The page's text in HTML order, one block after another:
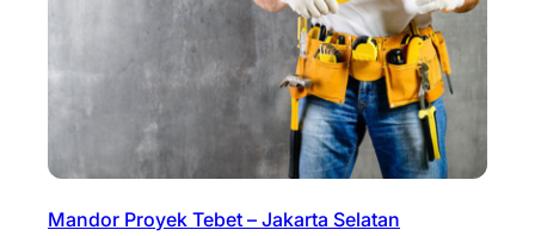
Mandor Proyek Tebet – Jakarta Selatan